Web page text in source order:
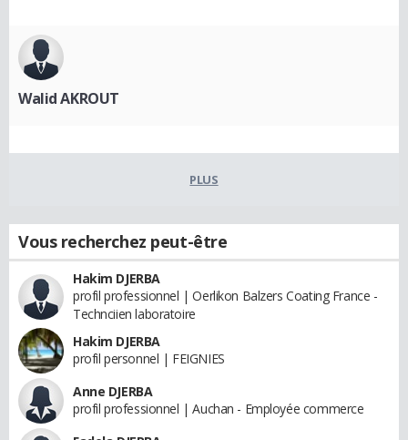
Walid AKROUT
PLUS
Vous recherchez peut-être
Hakim DJERBA
profil professionnel | Oerlikon Balzers Coating France -
Technciien laboratoire
Hakim DJERBA
profil personnel | FEIGNIES
Anne DJERBA
profil professionnel | Auchan - Employée commerce